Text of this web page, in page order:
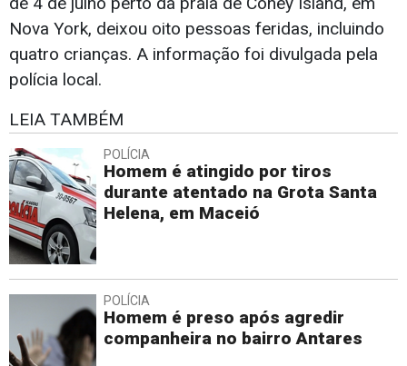
Nova York, deixou oito pessoas feridas, incluindo
quatro crianças. A informação foi divulgada pela
polícia local.
LEIA TAMBÉM
POLÍCIA
Homem é atingido por tiros
durante atentado na Grota Santa
Helena, em Maceió
POLÍCIA
Homem é preso após agredir
companheira no bairro Antares